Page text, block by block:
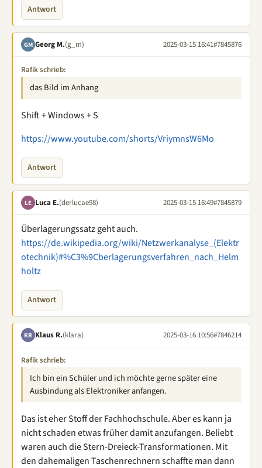
Antwort
GM Georg M.(g_m) 2025-03-15 16:41#7845876
Rafik schrieb:
das Bild im Anhang
Shift + Windows + S
https://www.youtube.com/shorts/VriymnsW6Mo
Antwort
LE Luca E.(derlucae98) 2025-03-15 16:49#7845879
Überlagerungssatz geht auch.
https://de.wikipedia.org/wiki/Netzwerkanalyse_(Elektr
otechnik)#%C3%9Cberlagerungsverfahren_nach_Helm
holtz
Antwort
KR Klaus R.(klara) 2025-03-16 10:56#7846214
Rafik schrieb:
Ich bin ein Schüler und ich möchte gerne später eine
Ausbindung als Elektroniker anfangen.
Das ist eher Stoff der Fachhochschule. Aber es kann ja
nicht schaden etwas früher damit anzufangen. Beliebt
waren auch die Stern-Dreieck-Transformationen. Mit
den dahemaligen Taschenrechnern schaffte man dann